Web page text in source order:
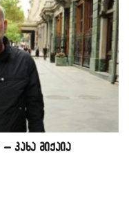
– კახა მიქაია